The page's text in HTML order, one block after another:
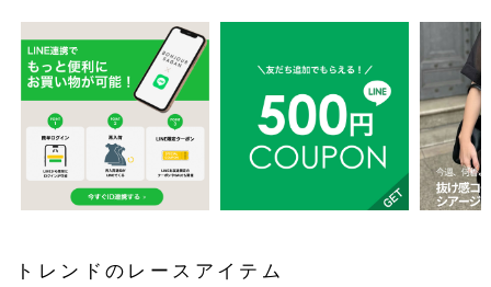
トレンドのレースアイテム